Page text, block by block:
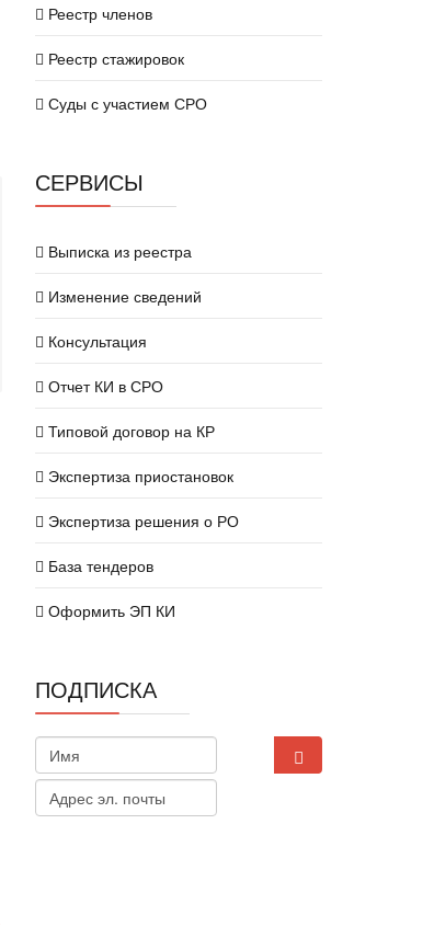
Реестр членов
Реестр стажировок
Суды с участием СРО
СЕРВИСЫ
Выписка из реестра
Изменение сведений
Консультация
Отчет КИ в СРО
Типовой договор на КР
Экспертиза приостановок
Экспертиза решения о РО
База тендеров
Оформить ЭП КИ
ПОДПИСКА